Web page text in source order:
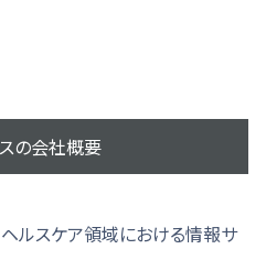
の会社概要
ルスケア領域における情報サ